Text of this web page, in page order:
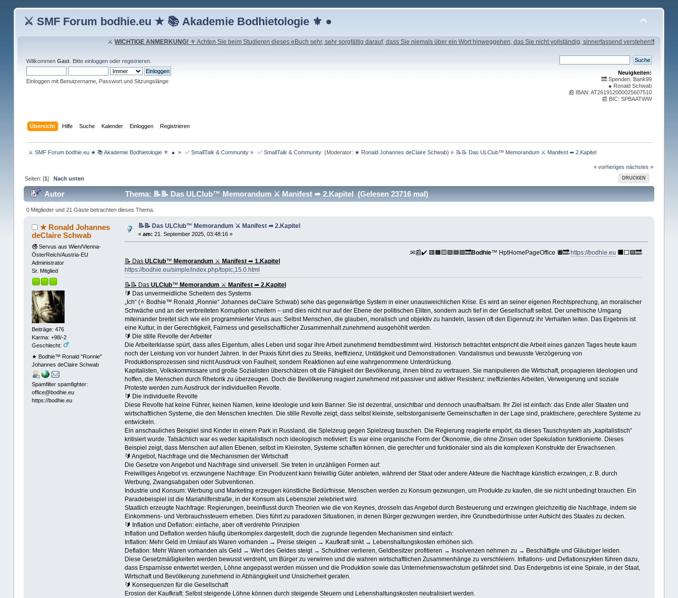
⚔ SMF Forum bodhie.eu ★ 📚 Akademie Bodhietologie ⚜ ●
⚔WICHTIGE ANMERKUNG! ⚜ Achten Sie beim Studieren dieses eBuch sehr, sehr sorgfältig darauf, dass Sie niemals über ein Wort hinweggehen, das Sie nicht vollständig, sinnerfassend verstehen!❗
Willkommen Gast. Bitte einloggenoder registrieren.
Einloggen mit Benutzername, Passwort und Sitzungslänge
Neuigkeiten:
🔜 Spenden: Bank99
● Ronald Schwab
📰 IBAN: AT261912000025607510
📰 BIC: SPBAATWW
Übersicht Hilfe Suche Kalender Einloggen Registrieren
⚔ SMF Forum bodhie.eu ★ 📚 Akademie Bodhietologie ⚜  ● » ✅ SmallTalk & Community » ✅ SmallTalk & Community (Moderator: ★ Ronald Johannes deClaire Schwab) » 📝📝 Das ULClub™ Memorandum ⚔ Manifest ➦ 2.Kapitel
« vorheriges nächstes »
DRUCKEN
Seiten: [1]Nach unten
Autor Thema: 📝📝 Das ULClub™ Memorandum ⚔ Manifest ➦ 2.Kapitel (Gelesen 23716 mal)
0 Mitglieder und 21 Gäste betrachten dieses Thema.
★ Ronald Johannes
deClaire Schwab
🚭 Servus aus Wien/Vienna-
ÖsterReich/Austria-EU
Administrator
Sr. Mitglied
Beiträge: 476
Karma: +98/-2
Geschlecht:
★ Bodhie™ Ronald "Ronnie"
Johannes deClaire Schwab
Spamfilter spamfighter:
office@bodhie.eu
https://bodhie.eu
📝📝 Das ULClub™ Memorandum ⚔ Manifest ➦ 2.Kapitel
« am: 21. September 2025, 03:48:16 »
.✉📰✔️ 🟥🟧🟨🟩🟦🟪🔜Bodhie™ HptHomePageOffice 🔲🔜https://bodhie.eu ⬛️⬜️🟪🔜
📝 Das ULClub™ Memorandum ⚔ Manifest➦ 1.Kapitel
https://bodhie.eu/simple/index.php/topic,15.0.html
📝📝 Das ULClub™ Memorandum ⚔ Manifest➦ 2.Kapitel
🔰 Das unvermeidliche Scheitern des Systems
„Ich“ (⭐️ Bodhie™ Ronald „Ronnie“ Johannes deClaire Schwab) sehe das gegenwärtige System in einer unausweichlichen Krise. Es wird an seiner eigenen Rechtsprechung, an moralischer
Schwäche und an der verbreiteten Korruption scheitern – und dies nicht nur auf der Ebene der politischen Eliten, sondern auch tief in der Gesellschaft selbst. Der unethische Umgang
miteinander breitet sich wie ein programmierter Virus aus: Selbst Menschen, die glauben, moralisch und objektiv zu handeln, lassen oft den Eigennutz ihr Verhalten leiten. Das Ergebnis ist
eine Kultur, in der Gerechtigkeit, Fairness und gesellschaftlicher Zusammenhalt zunehmend ausgehöhlt werden.
🔰 Die stille Revolte der Arbeiter
Die Arbeiterklasse spürt, dass alles Eigentum, alles Leben und sogar ihre Arbeit zunehmend fremdbestimmt wird. Historisch betrachtet entspricht die Arbeit eines ganzen Tages heute kaum
noch der Leistung von vor hundert Jahren. In der Praxis führt dies zu Streiks, Ineffizienz, Untätigkeit und Demonstrationen. Vandalismus und bewusste Verzögerung von
Produktionsprozessen sind nicht Ausdruck von Faulheit, sondern Reaktionen auf eine wahrgenommene Unterdrückung.
Kapitalisten, Volkskommissare und große Sozialisten überschätzen oft die Fähigkeit der Bevölkerung, ihnen blind zu vertrauen. Sie manipulieren die Wirtschaft, propagieren Ideologien und
hoffen, die Menschen durch Rhetorik zu überzeugen. Doch die Bevölkerung reagiert zunehmend mit passiver und aktiver Resistenz: ineffizientes Arbeiten, Verweigerung und soziale
Proteste werden zum Ausdruck der individuellen Revolte.
🔰 Die individuelle Revolte
Diese Revolte hat keine Führer, keinen Namen, keine Ideologie und kein Banner. Sie ist dezentral, unsichtbar und dennoch unaufhaltsam. Ihr Ziel ist einfach: das Ende aller Staaten und
wirtschaftlichen Systeme, die den Menschen knechten. Die stille Revolte zeigt, dass selbst kleinste, selbstorganisierte Gemeinschaften in der Lage sind, praktischere, gerechtere Systeme zu
entwickeln.
Ein anschauliches Beispiel sind Kinder in einem Park in Russland, die Spielzeug gegen Spielzeug tauschen. Die Regierung reagierte empört, da dieses Tauschsystem als „kapitalistisch“
kritisiert wurde. Tatsächlich war es weder kapitalistisch noch ideologisch motiviert: Es war eine organische Form der Ökonomie, die ohne Zinsen oder Spekulation funktionierte. Dieses
Beispiel zeigt, dass Menschen auf allen Ebenen, selbst im Kleinsten, Systeme schaffen können, die gerechter und funktionaler sind als die komplexen Konstrukte der Erwachsenen.
🔰 Angebot, Nachfrage und die Mechanismen der Wirtschaft
Die Gesetze von Angebot und Nachfrage sind universell. Sie treten in unzähligen Formen auf:
Freiwilliges Angebot vs. erzwungene Nachfrage: Ein Produzent kann freiwillig Güter anbieten, während der Staat oder andere Akteure die Nachfrage künstlich erzwingen, z. B. durch
Werbung, Zwangsabgaben oder Subventionen.
Industrie und Konsum: Werbung und Marketing erzeugen künstliche Bedürfnisse. Menschen werden zu Konsum gezwungen, um Produkte zu kaufen, die sie nicht unbedingt brauchen. Ein
Paradebeispiel ist die Mariahilferstraße, in der Konsum als Lebensziel zelebriert wird.
Staatlich erzeugte Nachfrage: Regierungen, beeinflusst durch Theorien wie die von Keynes, drosseln das Angebot durch Besteuerung und erzwingen gleichzeitig die Nachfrage, indem sie
Einkommens- und Verbrauchssteuern erheben. Dies führt zu paradoxen Situationen, in denen Bürger gezwungen werden, ihre Grundbedürfnisse unter Aufsicht des Staates zu decken.
🔰 Inflation und Deflation: einfache, aber oft verdrehte Prinzipien
Inflation und Deflation werden häufig überkomplex dargestellt, doch die zugrunde liegenden Mechanismen sind einfach:
Inflation: Mehr Geld im Umlauf als Waren vorhanden → Preise steigen → Kaufkraft sinkt → Lebenshaltungskosten erhöhen sich.
Deflation: Mehr Waren vorhanden als Geld → Wert des Geldes steigt → Schuldner verlieren, Geldbesitzer profitieren → Insolvenzen nehmen zu → Beschäftigte und Gläubiger leiden.
Diese Gesetzmäßigkeiten werden bewusst verdreht, um Bürger zu verwirren und die wahren wirtschaftlichen Zusammenhänge zu verschleiern. Inflations- und Deflationszyklen führen dazu,
dass Ersparnisse entwertet werden, Löhne angepasst werden müssen und die Produktion sowie das Unternehmenswachstum gefährdet sind. Das Endergebnis ist eine Spirale, in der Staat,
Wirtschaft und Bevölkerung zunehmend in Abhängigkeit und Unsicherheit geraten.
🔰 Konsequenzen für die Gesellschaft
Erosion der Kaufkraft: Selbst steigende Löhne können durch steigende Steuern und Lebenshaltungskosten neutralisiert werden.